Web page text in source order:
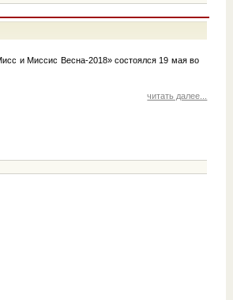
и Миссис Весна-2018» состоялся 19 мая во
читать далее...